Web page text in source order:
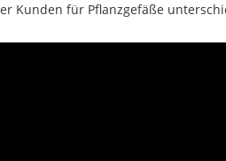
Kunden für Pflanzgefäße